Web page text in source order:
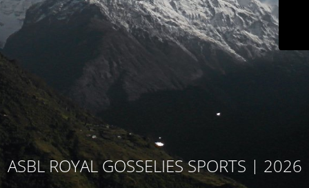
ASBL ROYAL GOSSELIES SPORTS | 2026